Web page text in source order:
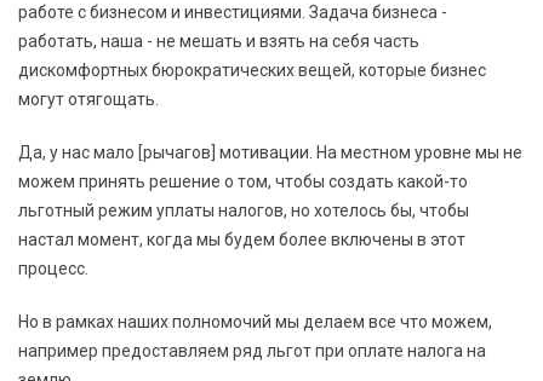
работе с бизнесом и инвестициями. Задача бизнеса -
работать, наша - не мешать и взять на себя часть
дискомфортных бюрократических вещей, которые бизнес
могут отягощать.
Да, у нас мало [рычагов] мотивации. На местном уровне мы не
можем принять решение о том, чтобы создать какой-то
льготный режим уплаты налогов, но хотелось бы, чтобы
настал момент, когда мы будем более включены в этот
процесс.
Но в рамках наших полномочий мы делаем все что можем,
например предоставляем ряд льгот при оплате налога на